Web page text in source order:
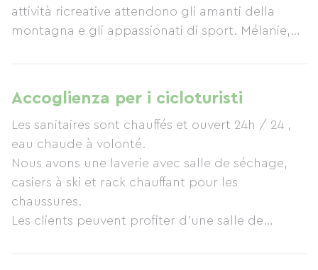
attività ricreative attendono gli amanti della
montagna e gli appassionati di sport. Mélanie,
Attività sportive estive: Escursioni nel Parco
Nazionale della Vanoise, mountain bike, tour in
bicicletta sui passi di montagna più alti (L'Iseran,
Le Petit Saint Bernard, Le Cormet de Roselend),
rafting, canoa/kayak, parapendio, sci estivo,
golf, arrampicata, pesca... Attività sportive
invernali: Sci nei più grandi comprensori sciistici
(Espace Killy, Paradiski, La Rosière con accesso a
Accoglienza per i cicloturisti
Les sanitaires sont chauffés et ouvert 24h / 24 ,
eau chaude à volonté.
Nous avons une laverie avec salle de séchage,
casiers à ski et rack chauffant pour les
chaussures.
Les clients peuvent profiter d'une salle de